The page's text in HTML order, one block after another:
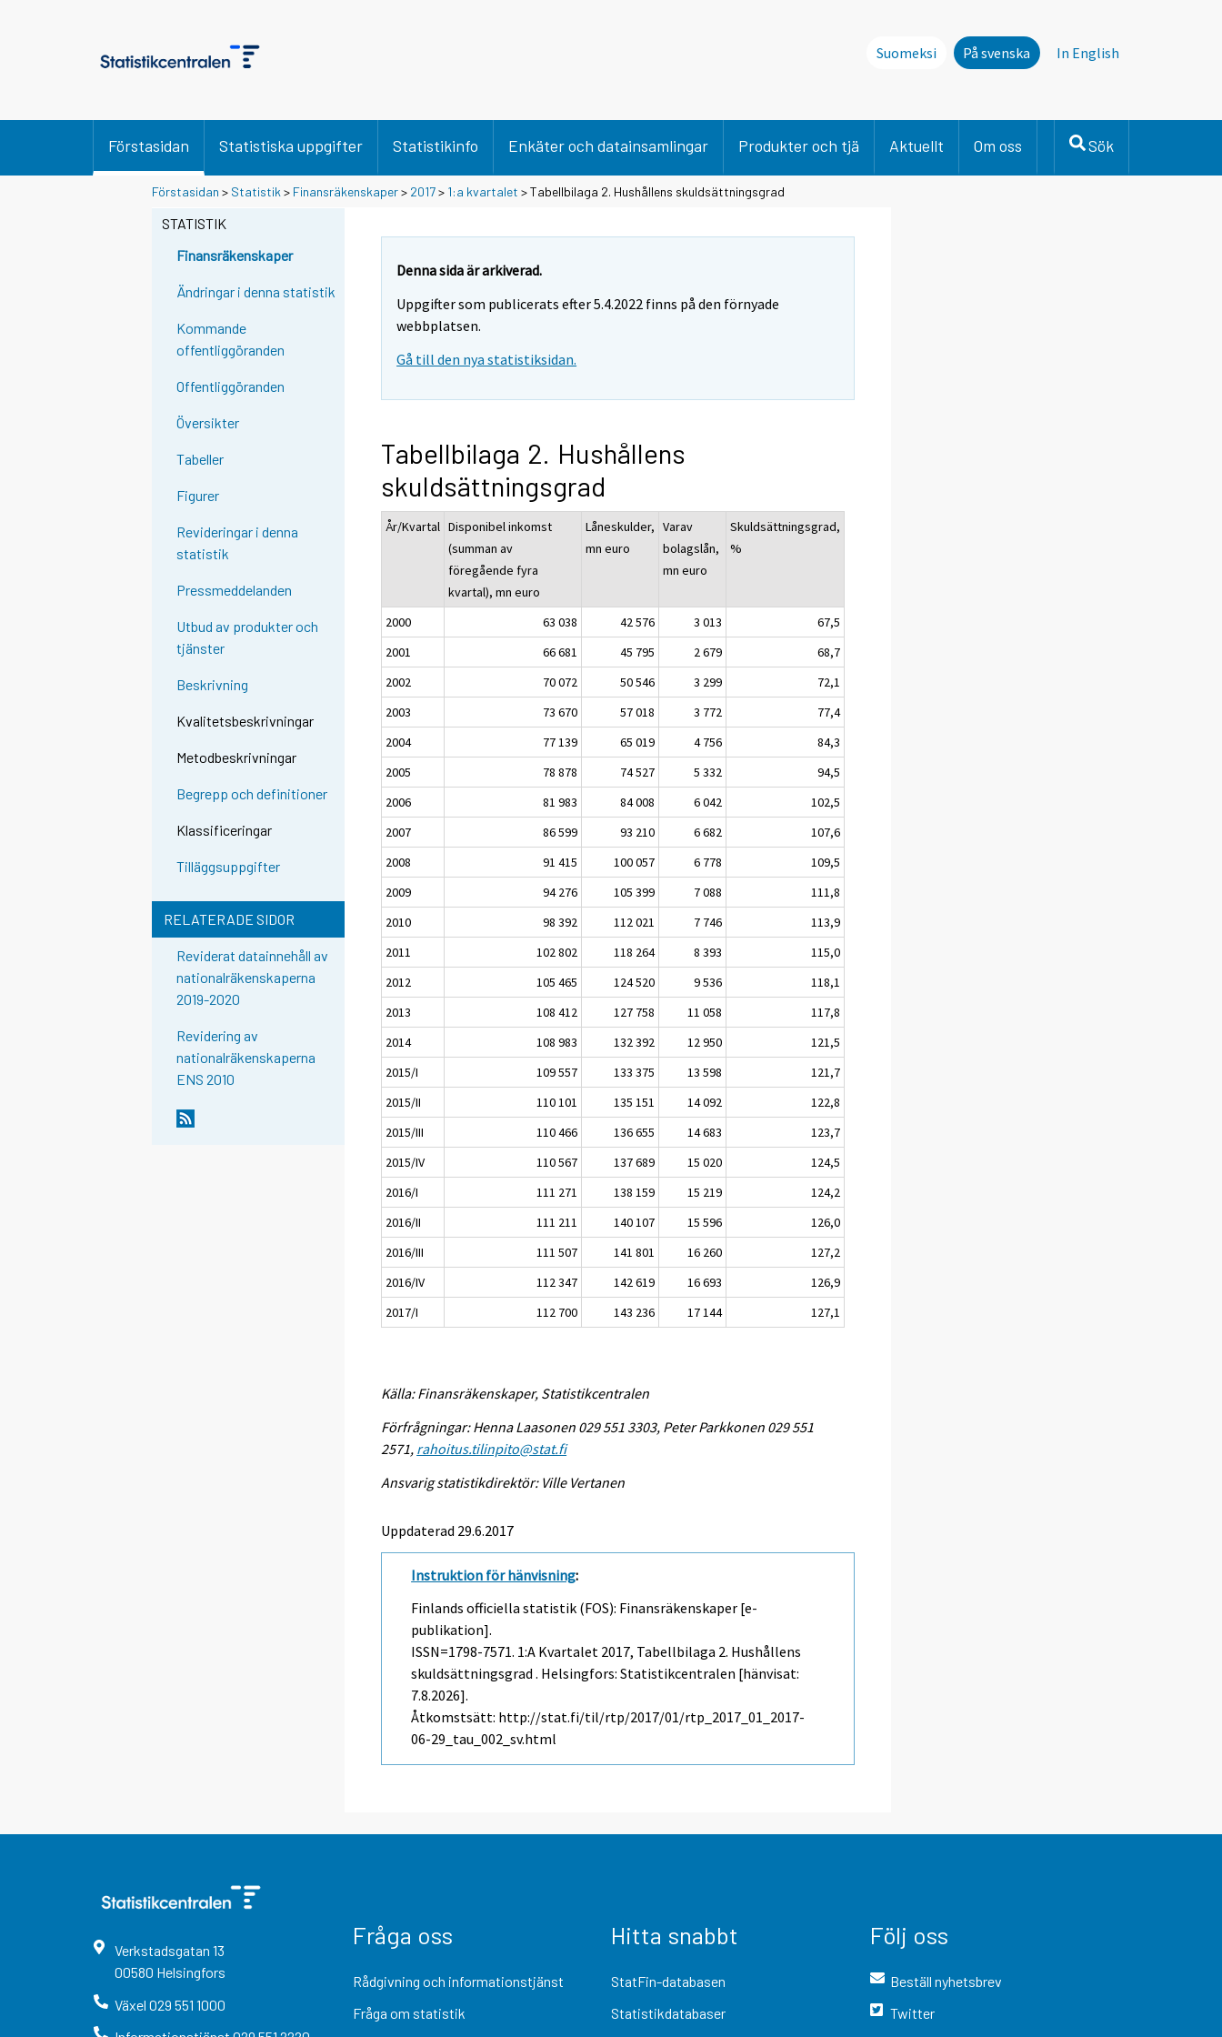
Suomeksi På svenska In English
Förstasidan Statistiska uppgifter Statistikinfo Enkäter och datainsamlingar Produkter och tjä Aktuellt Om oss Sök
Förstasidan > Statistik > Finansräkenskaper> 2017> 1:a kvartalet > Tabellbilaga 2. Hushållens skuldsättningsgrad
STATISTIK
Finansräkenskaper
Ändringar i denna statistik
Kommande
offentliggöranden
Offentliggöranden
Översikter
Tabeller
Figurer
Revideringar i denna
statistik
Pressmeddelanden
Utbud av produkter och
tjänster
Beskrivning
Kvalitetsbeskrivningar
Metodbeskrivningar
Begrepp och definitioner
Klassificeringar
Tilläggsuppgifter
RELATERADE SIDOR
Reviderat datainnehåll av
nationalräkenskaperna
2019-2020
Revidering av
nationalräkenskaperna
ENS 2010
Denna sida är arkiverad.
Uppgifter som publicerats efter 5.4.2022 finns på den förnyade
webbplatsen.
Gå till den nya statistiksidan.
Tabellbilaga 2. Hushållens
skuldsättningsgrad
År/Kvartal Disponibel inkomst
(summan av
föregående fyra
kvartal), mn euro
Låneskulder,
mn euro
Varav
bolagslån,
mn euro
Skuldsättningsgrad,
%
2000 63 038 42 576 3 013
67,5
2001
66 681 45 795 2 679
68,7
2002
70 072 50 546 3 299
72,1
2003
73 670 57 018 3 772
77,4
2004
77 139 65 019 4 756
84,3
2005
78 878 74 527 5 332
94,5
2006
81 983 84 008 6 042
102,5
2007
86 599 93 210 6 682
107,6
2008
91 415 100 057 6 778
109,5
2009
94 276 105 399 7 088
111,8
2010
98 392 112 021 7 746
113,9
2011
102 802 118 264 8 393
115,0
2012
105 465 124 520 9 536
118,1
2013
108 412 127 758 11 058
117,8
2014
108 983 132 392 12 950
121,5
2015/I
109 557 133 375 13 598
121,7
2015/II
110 101 135 151 14 092
122,8
2015/III
110 466 136 655 14 683
123,7
2015/IV
110 567 137 689 15 020
124,5
2016/I
111 271 138 159 15 219
124,2
2016/II
111 211 140 107 15 596
126,0
2016/III
111 507 141 801 16 260
127,2
2016/IV
112 347 142 619 16 693
126,9
2017/I
112 700 143 236 17 144 127,1
Källa: Finansräkenskaper, Statistikcentralen
Förfrågningar: Henna Laasonen 029 551 3303, Peter Parkkonen 029 551
2571, rahoitus.tilinpito@stat.fi
Ansvarig statistikdirektör: Ville Vertanen
Uppdaterad 29.6.2017
Instruktion för hänvisning:
Finlands officiella statistik (FOS): Finansräkenskaper [e-
publikation].
ISSN=1798-7571. 1:a Kvartalet 2017, Tabellbilaga 2. Hushållens
skuldsättningsgrad . Helsingfors: Statistikcentralen [hänvisat:
7.8.2026].
Åtkomstsätt: http://stat.fi/til/rtp/2017/01/rtp_2017_01_2017-
06-29_tau_002_sv.html
Verkstadsgatan 13
00580 Helsingfors
Växel 029 551 1000
Fråga oss
Rådgivning och informationstjänst
Fråga om statistik
Hitta snabbt
StatFin-databasen
Statistikdatabaser
Följ oss
Beställ nyhetsbrev
Twitter